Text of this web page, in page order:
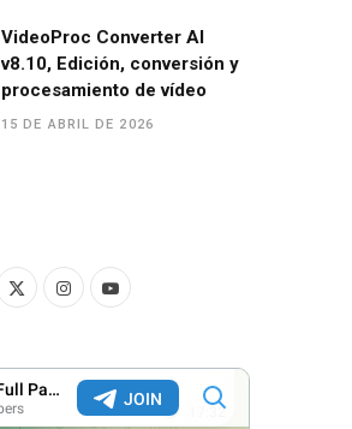
VideoProc Converter AI
v8.10, Edición, conversión y
procesamiento de vídeo
15 DE ABRIL DE 2026
T
I
s
Y
u
T